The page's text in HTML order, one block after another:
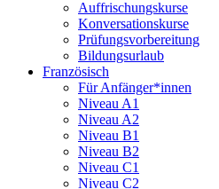
Auffrischungskurse
Konversationskurse
Prüfungsvorbereitung
Bildungsurlaub
Französisch
Für Anfänger*innen
Niveau A1
Niveau A2
Niveau B1
Niveau B2
Niveau C1
Niveau C2